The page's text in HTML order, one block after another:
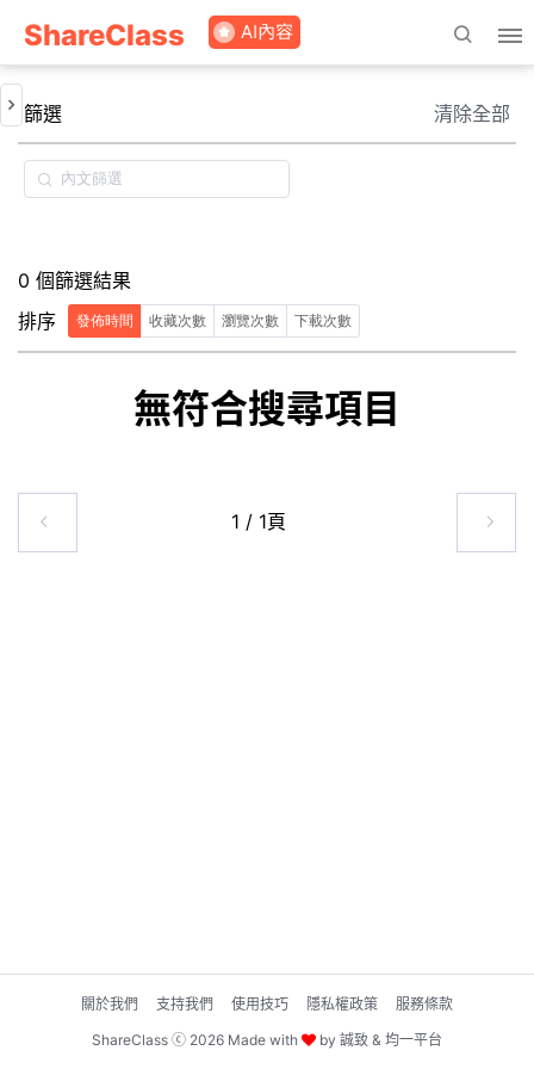
ShareClass
篩選 清除全部
0 個篩選結果
排序
發佈時間 收藏次數 瀏覽次數 下載次數
無符合搜尋項目
1 / 1頁
ShareClass ⓒ 2026 Made with by 誠致 & 均一平台
關於我們 支持我們 使用技巧 隱私權政策 服務條款